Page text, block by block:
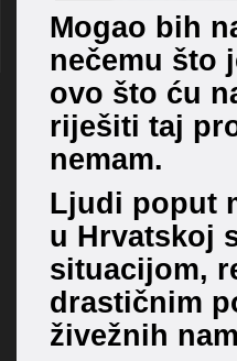
Mogao bih
nečemu što
ovo što ću
riješiti taj
nemam.
Ljudi poput
u Hrvatskoj
situacijom,
drastičnim
živežnih